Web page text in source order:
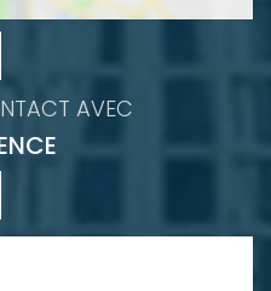
AVEC